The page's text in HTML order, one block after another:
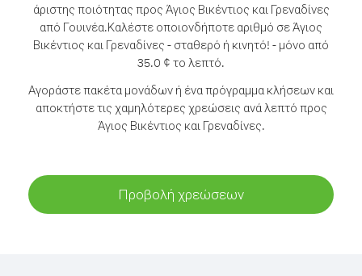
άριστης ποιότητας προς Άγιος Βικέντιος και Γρεναδίνες
από Γουινέα.Καλέστε οποιονδήποτε αριθμό σε Άγιος
Βικέντιος και Γρεναδίνες - σταθερό ή κινητό! - μόνο από
35.0 ¢ το λεπτό.
Αγοράστε πακέτα μονάδων ή ένα πρόγραμμα κλήσεων και
αποκτήστε τις χαμηλότερες χρεώσεις ανά λεπτό προς
Άγιος Βικέντιος και Γρεναδίνες.
Προβολή χρεώσεων